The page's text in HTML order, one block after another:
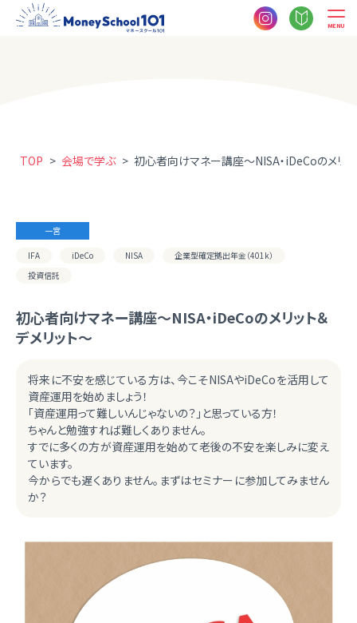
MENU
TOP > 会場で学ぶ > 初心者向けマネー講座～NISA・iDeCoのメリッ
一宮
IFA iDeCo NISA
企業型確定拠出年金（401k）
投資信託
初心者向けマネー講座～NISA・iDeCoのメリット＆
デメリット～
将来に不安を感じている方は、今こそNISAやiDeCoを活用して
資産運用を始めましょう！
「資産運用って難しいんじゃないの？」と思っている方！
ちゃんと勉強すれば難しくありません。
すでに多くの方が資産運用を始めて老後の不安を楽しみに変え
ています。
今からでも遅くありません。まずはセミナーに参加してみません
か？